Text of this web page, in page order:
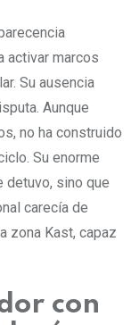
activar marcos
Su ausencia
Aunque
no ha construido
Su enorme
detuvo, sino que
carecía de
zona Kast, capaz
con